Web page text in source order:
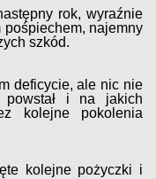
rok, wyraźnie
najemny
szkód.
deficycie, ale nic nie
i na jakich
kolejne pokolenia
kolejne pożyczki i